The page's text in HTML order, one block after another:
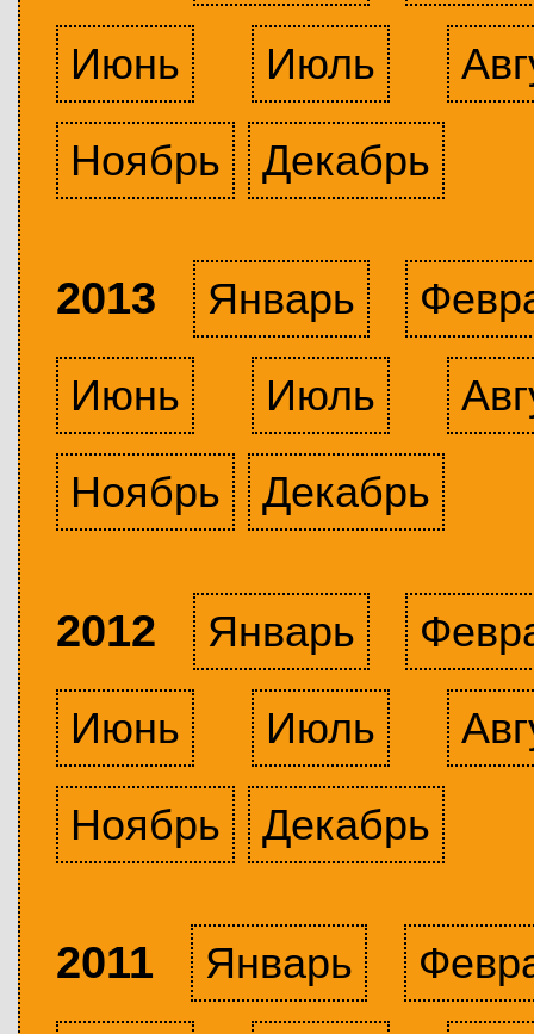
Июнь
Июль
Ноябрь
Декабрь
2013 Январь
Июнь
Июль
Ноябрь
Декабрь
2012 Январь
Июнь
Июль
Ноябрь
Декабрь
2011 Январь